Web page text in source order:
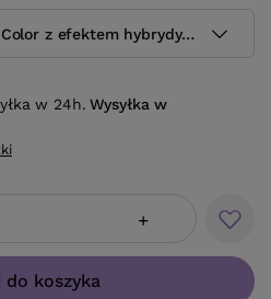
z efektem hybrydy H76 10.5
+
do koszyka
w 24h. Wysyłkaw